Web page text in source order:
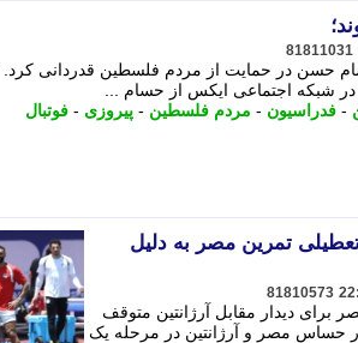
81811031
حسن در حمایت از مردم فلسطین قدردانی
شبکه اجتماعی ایکس از حسام ...
- فدراسیون - مردم فلسطین - پیروزی - فوتبال
تمرین مصر به دلیل
81810573
دیدار مقابل آرژانتین متوقف
حساس مصر و آرژانتین در مرحله یک